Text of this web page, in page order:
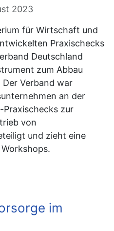
2023
für Wirtschaft und
Praxischecks
Deutschland
zum Abbau
Verband war
an der
zur
von
und zieht eine
im